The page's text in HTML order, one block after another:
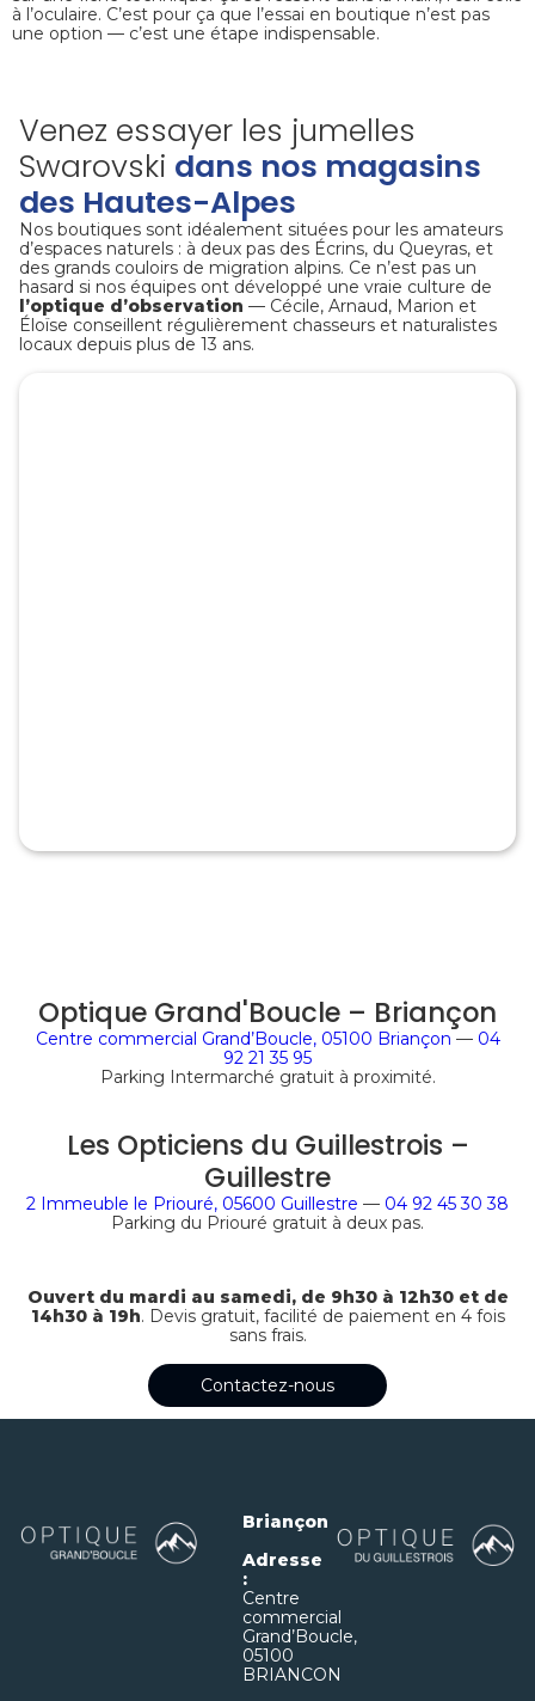
à l’oculaire. C’est pour ça que l’essai en boutique n’est pas
une option — c’est une étape indispensable.
Venez essayer les jumelles
Swarovski dans nos magasins
des Hautes-Alpes
Nos boutiques sont idéalement situées pour les amateurs
d’espaces naturels : à deux pas des Écrins, du Queyras, et
des grands couloirs de migration alpins. Ce n’est pas un
hasard si nos équipes ont développé une vraie culture de
l’optique d’observation — Cécile, Arnaud, Marion et
Éloïse conseillent régulièrement chasseurs et naturalistes
locaux depuis plus de 13 ans.
Optique Grand'Boucle – Briançon
Centre commercial Grand’Boucle, 05100 Briançon — 04
92 21 35 95
Parking Intermarché gratuit à proximité.
Les Opticiens du Guillestrois –
Guillestre
2 Immeuble le Priouré, 05600 Guillestre — 04 92 45 30 38
Parking du Priouré gratuit à deux pas.
Ouvert du mardi au samedi, de 9h30 à 12h30 et de
14h30 à 19h. Devis gratuit, facilité de paiement en 4 fois
sans frais.
Contactez-nous
Briançon
Adresse
:
Centre
commercial
Grand’Boucle,
05100
BRIANCON